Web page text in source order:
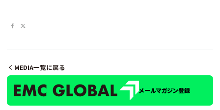
MEDIA一覧に戻る
メールマガジン登録